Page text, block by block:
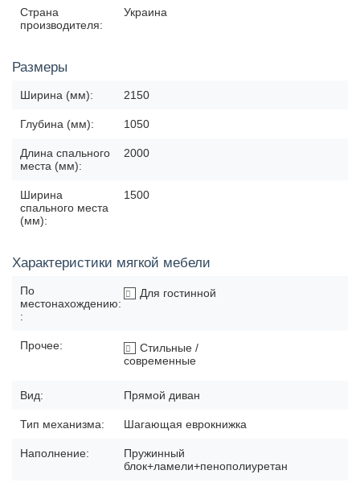
Страна
производителя:
Украина
Размеры
Ширина (мм): 2150
Глубина (мм): 1050
Длина спального
места (мм):
2000
Ширина
спального места
(мм):
1500
Характеристики мягкой мебели
По
местонахождению:
:
Для гостинной
Прочее:
Стильные /
современные
Вид: Прямой диван
Тип механизма: Шагающая еврокнижка
Наполнение:
Пружинный
блок+ламели+пенополиуретан